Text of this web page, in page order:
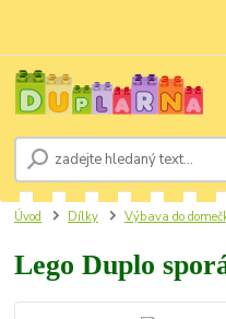
Úvod Dílky Výbava do
Lego Duplo